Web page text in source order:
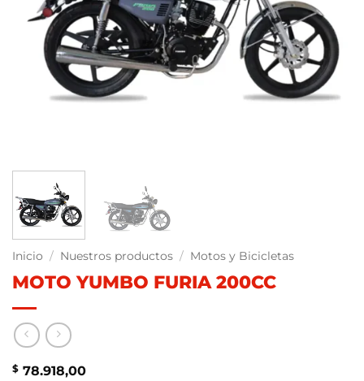
Inicio / Nuestros productos / Motos y Bicicletas
MOTO YUMBO FURIA 200CC
$ 78.918,00